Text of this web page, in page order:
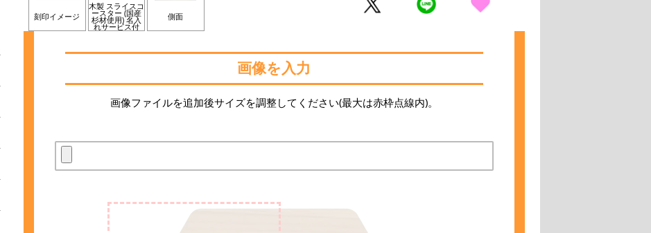
刻印イメージ
木製 スライスコ
ースター (国産
杉材使用) 名入
れサービス付
側面
画像を入力
画像ファイルを追加後サイズを調整してください(最大は赤枠点線内)。